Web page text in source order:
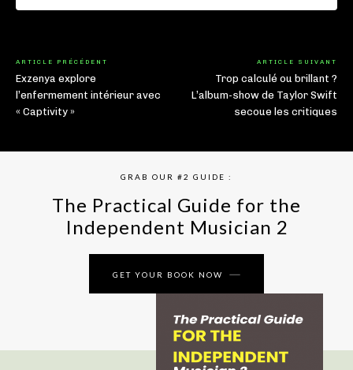
ARTICLE PRÉCÉDENT
Exzenya explore
l’enfermement intérieur avec
« Captivity »
ARTICLE SUIVANT
Trop calculé ou brillant ?
L’album-show de Taylor Swift
secoue les critiques
GRAB OUR #2 GUIDE :
The Practical Guide for the
Independent Musician 2
GET YOUR BOOK NOW